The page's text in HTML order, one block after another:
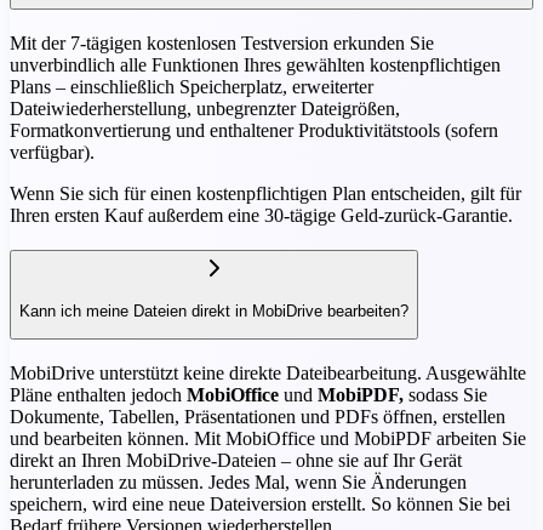
Mit der 7-tägigen kostenlosen Testversion erkunden Sie
unverbindlich alle Funktionen Ihres gewählten kostenpflichtigen
Plans – einschließlich Speicherplatz, erweiterter
Dateiwiederherstellung, unbegrenzter Dateigrößen,
Formatkonvertierung und enthaltener Produktivitätstools (sofern
verfügbar).
Wenn Sie sich für einen kostenpflichtigen Plan entscheiden, gilt für
Ihren ersten Kauf außerdem eine 30-tägige Geld-zurück-Garantie.
Kann ich meine Dateien direkt in MobiDrive bearbeiten?
MobiDrive unterstützt keine direkte Dateibearbeitung. Ausgewählte
Pläne enthalten jedoch MobiOffice und MobiPDF, sodass Sie
Dokumente, Tabellen, Präsentationen und PDFs öffnen, erstellen
und bearbeiten können. Mit MobiOffice und MobiPDF arbeiten Sie
direkt an Ihren MobiDrive-Dateien – ohne sie auf Ihr Gerät
herunterladen zu müssen. Jedes Mal, wenn Sie Änderungen
speichern, wird eine neue Dateiversion erstellt. So können Sie bei
Bedarf frühere Versionen wiederherstellen.